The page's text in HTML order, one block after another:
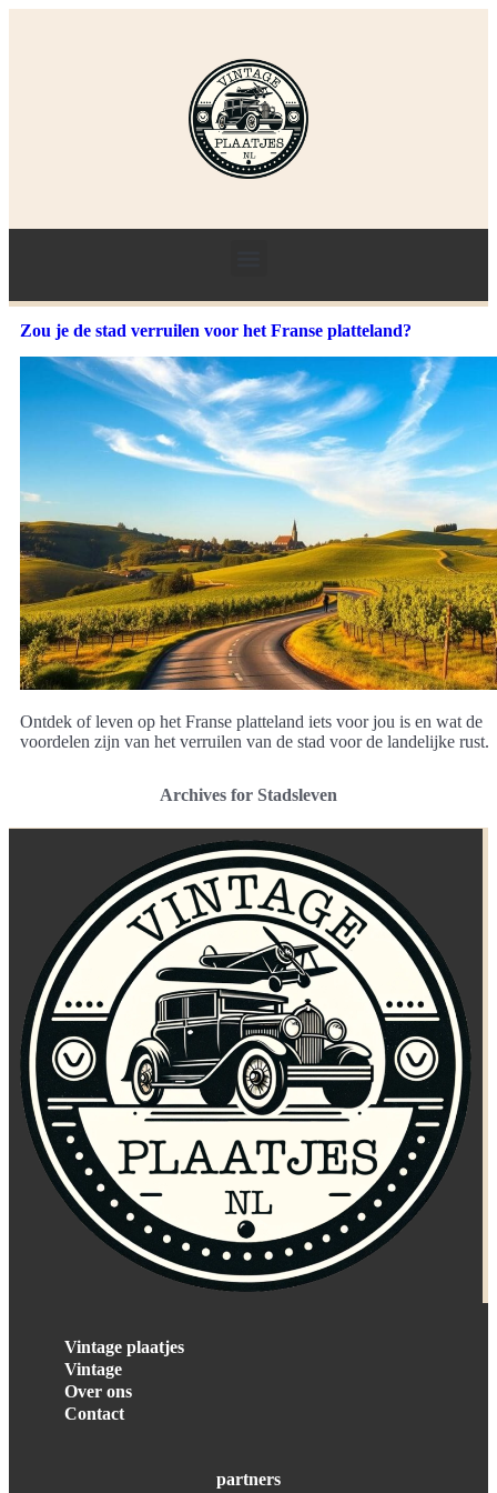
Zou je de stad verruilen voor het Franse platteland?
Ontdek of leven op het Franse platteland iets voor jou is en wat de
voordelen zijn van het verruilen van de stad voor de landelijke rust.
Archives for Stadsleven
Vintage plaatjes
Vintage
Over ons
Contact
partners